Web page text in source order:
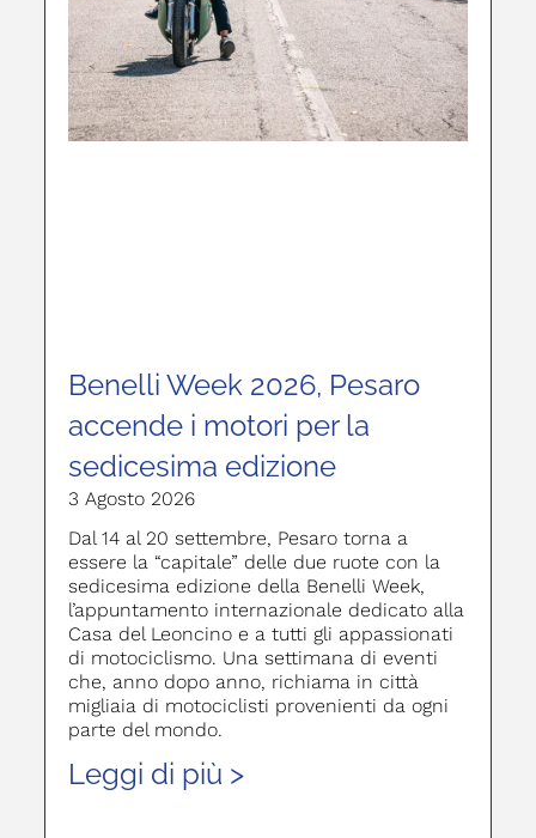
Benelli Week 2026, Pesaro
accende i motori per la
sedicesima edizione
3 Agosto 2026
Dal 14 al 20 settembre, Pesaro torna a
essere la “capitale” delle due ruote con la
sedicesima edizione della Benelli Week,
l’appuntamento internazionale dedicato alla
Casa del Leoncino e a tutti gli appassionati
di motociclismo. Una settimana di eventi
che, anno dopo anno, richiama in città
migliaia di motociclisti provenienti da ogni
parte del mondo.
Leggi di più >